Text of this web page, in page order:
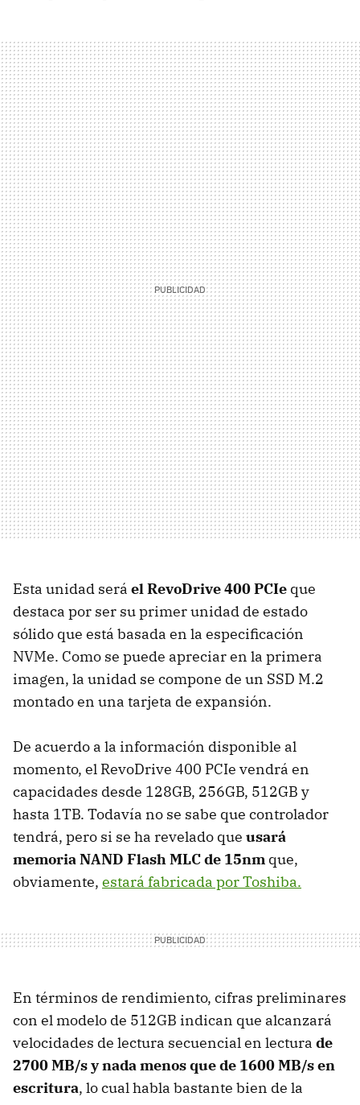
Esta unidad será el RevoDrive 400 PCIe que
destaca por ser su primer unidad de estado
sólido que está basada en la especificación
NVMe. Como se puede apreciar en la primera
imagen, la unidad se compone de un SSD M.2
montado en una tarjeta de expansión.
De acuerdo a la información disponible al
momento, el RevoDrive 400 PCIe vendrá en
capacidades desde 128GB, 256GB, 512GB y
hasta 1TB. Todavía no se sabe que controlador
tendrá, pero si se ha revelado que usará
memoria NAND Flash MLC de 15nm que,
obviamente, estará fabricada por Toshiba.
En términos de rendimiento, cifras preliminares
con el modelo de 512GB indican que alcanzará
velocidades de lectura secuencial en lectura de
2700 MB/s y nada menos que de 1600 MB/s en
escritura, lo cual habla bastante bien de la